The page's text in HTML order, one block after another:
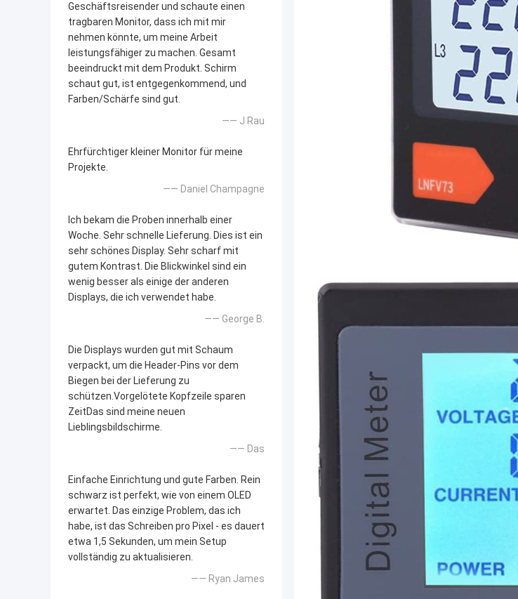
Geschäftsreisender und schaute einen
tragbaren Monitor, dass ich mit mir
nehmen könnte, um meine Arbeit
leistungsfähiger zu machen. Gesamt
beeindruckt mit dem Produkt. Schirm
schaut gut, ist entgegenkommend, und
Farben/Schärfe sind gut.
—— J Rau
Ehrfürchtiger kleiner Monitor für meine
Projekte.
—— Daniel Champagne
Ich bekam die Proben innerhalb einer
Woche. Sehr schnelle Lieferung. Dies ist ein
sehr schönes Display. Sehr scharf mit
gutem Kontrast. Die Blickwinkel sind ein
wenig besser als einige der anderen
Displays, die ich verwendet habe.
—— George B.
Die Displays wurden gut mit Schaum
verpackt, um die Header-Pins vor dem
Biegen bei der Lieferung zu
schützen.Vorgelötete Kopfzeile sparen
ZeitDas sind meine neuen
Lieblingsbildschirme.
—— Das
Einfache Einrichtung und gute Farben. Rein
schwarz ist perfekt, wie von einem OLED
erwartet. Das einzige Problem, das ich
habe, ist das Schreiben pro Pixel - es dauert
etwa 1,5 Sekunden, um mein Setup
vollständig zu aktualisieren.
—— Ryan James